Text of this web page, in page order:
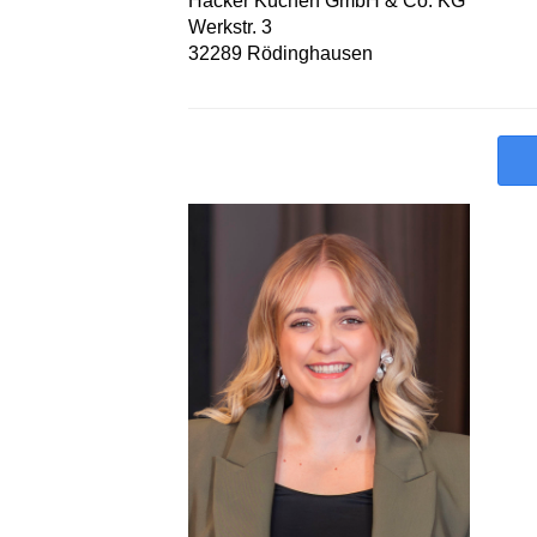
Werkstr. 3
32289 Rödinghausen